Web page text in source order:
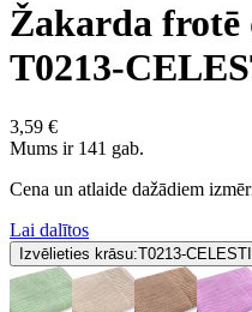
Žakarda frotē
T0213-
3,59 €
Mums ir 141 gab.
Cena un atlaide dažādiem
Lai dalītos
Izvēlieties krāsu:T0213-